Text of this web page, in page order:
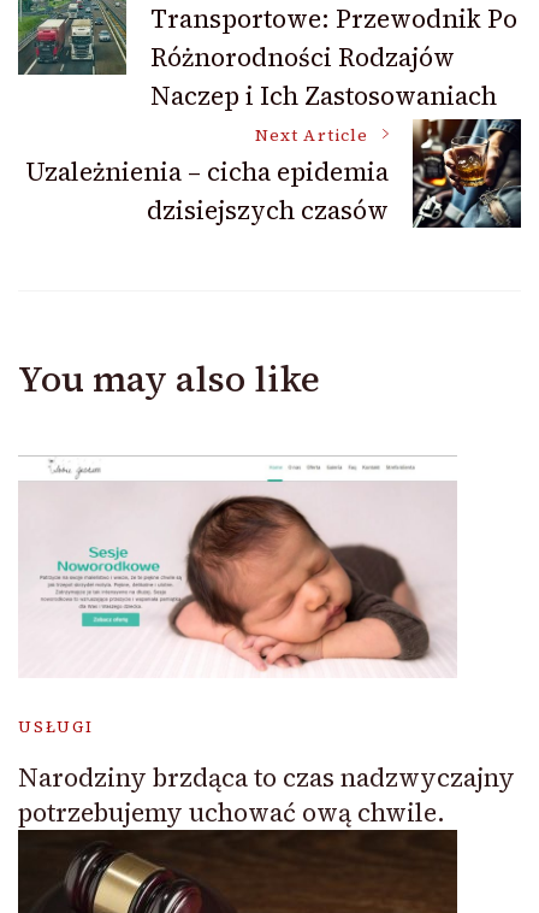
NavigationTransportowe: Przewodnik Po
Różnorodności Rodzajów
Naczep i Ich Zastosowaniach
Next Article
Uzależnienia – cicha epidemia
dzisiejszych czasów
You may also like
USŁUGI
Narodziny brzdąca to czas nadzwyczajny
potrzebujemy uchować ową chwile.